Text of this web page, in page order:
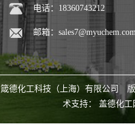
电话：18360743212
邮箱：
箴德化工科技（上海）有限公司
术支持： 盖德化工